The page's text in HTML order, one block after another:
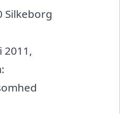
Silkeborg
2011,